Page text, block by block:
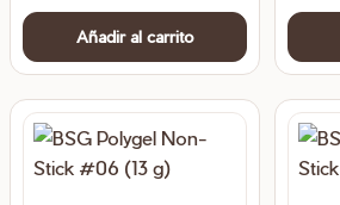
Añadir al carrito